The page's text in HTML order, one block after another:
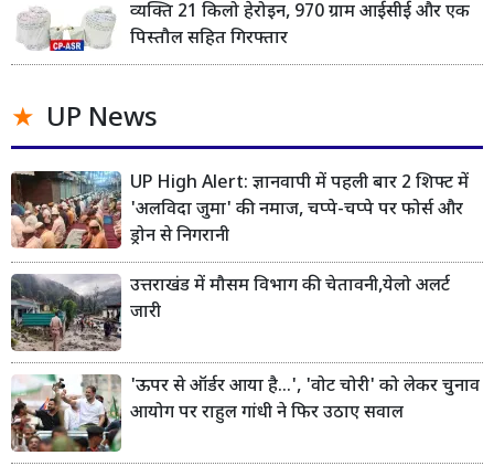
व्यक्ति 21 किलो हेरोइन, 970 ग्राम आईसीई और एक
पिस्तौल सहित गिरफ्तार
UP News
UP High Alert: ज्ञानवापी में पहली बार 2 शिफ्ट में
'अलविदा जुमा' की नमाज, चप्पे-चप्पे पर फोर्स और
ड्रोन से निगरानी
उत्तराखंड में मौसम विभाग की चेतावनी,येलो अलर्ट
जारी
'ऊपर से ऑर्डर आया है...', 'वोट चोरी' को लेकर चुनाव
आयोग पर राहुल गांधी ने फिर उठाए सवाल